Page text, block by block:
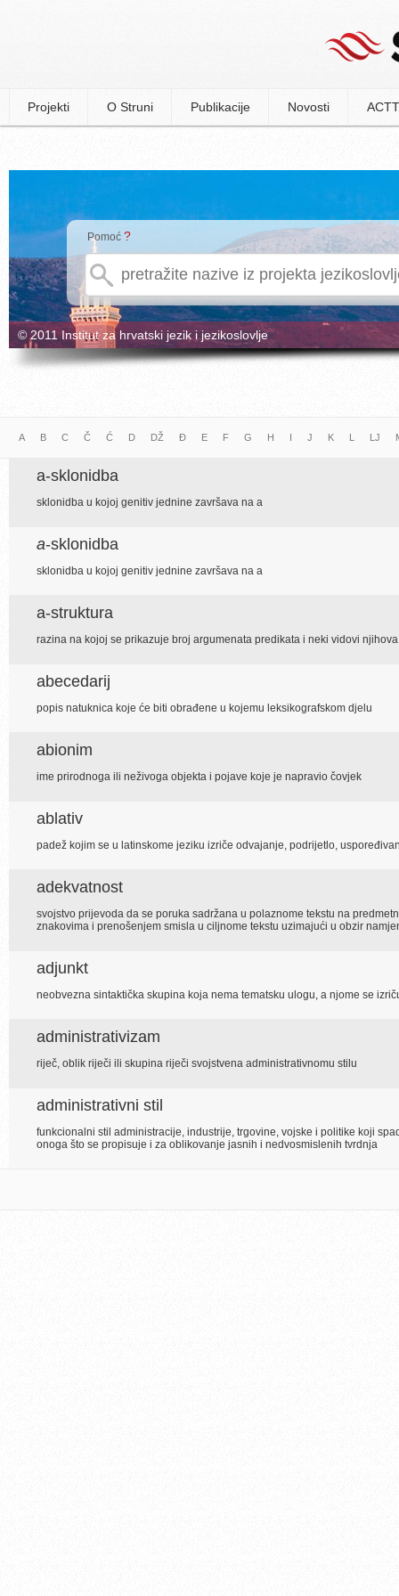
Projekti O Struni Publikacije Novosti
Pomoć ?
© 2011 Institut za hrvatski jezik i jezikoslovlje
A B C Č Ć D DŽ Đ E F G H I J K L LJ
a-sklonidba
sklonidba u kojoj genitiv jednine završava na a
a-sklonidba
sklonidba u kojoj genitiv jednine završava na a
a-struktura
razina na kojoj se prikazuje broj argumenata predikata i neki vidovi
abecedarij
popis natuknica koje će biti obrađene u kojemu leksikografskom djelu
abionim
ime prirodnoga ili neživoga objekta i pojave koje je napravio čovjek
ablativ
padež kojim se u latinskome jeziku izriče odvajanje, podrijetlo,
adekvatnost
svojstvo prijevoda da se poruka sadržana u polaznome tekstu na
znakovima i prenošenjem smisla u ciljnome tekstu uzimajući u obzir
adjunkt
neobvezna sintaktička skupina koja nema tematsku ulogu, a njome se
administrativizam
riječ, oblik riječi ili skupina riječi svojstvena administrativnomu stilu
administrativni stil
funkcionalni stil administracije, industrije, trgovine, vojske i politike koji
onoga što se propisuje i za oblikovanje jasnih i nedvosmislenih tvrdnja